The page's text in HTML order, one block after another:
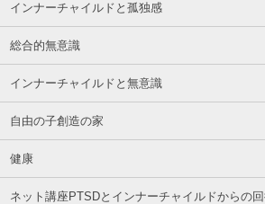
インナーチャイルドと孤独感
総合的無意識
インナーチャイルドと無意識
自由の子創造の家
健康
ネット講座PTSDとインナーチャイルドからの